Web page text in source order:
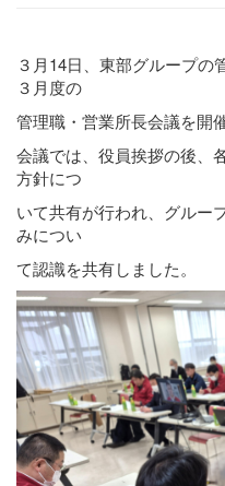
３月14日、東部グループの
３月度の
管理職・営業所長会議を開
会議では、役員挨拶の後、
方針につ
いて共有が行われ、グルー
みについ
て認識を共有しました。